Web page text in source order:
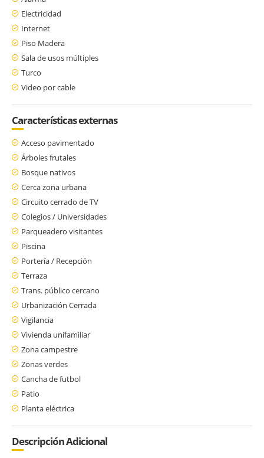
Electricidad
Internet
Piso Madera
Sala de usos múltiples
Turco
Video por cable
Características externas
Acceso pavimentado
Árboles frutales
Bosque nativos
Cerca zona urbana
Circuito cerrado de TV
Colegios / Universidades
Parqueadero visitantes
Piscina
Portería / Recepción
Terraza
Trans. público cercano
Urbanización Cerrada
Vigilancia
Vivienda unifamiliar
Zona campestre
Zonas verdes
Cancha de futbol
Patio
Planta eléctrica
Descripción Adicional